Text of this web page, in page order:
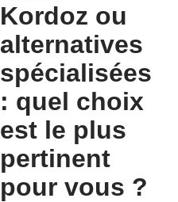
Kordoz ou
alternatives
spécialisées
: quel choix
est le plus
pertinent
pour vous ?